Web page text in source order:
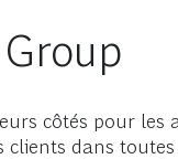
côtés pour les
dans